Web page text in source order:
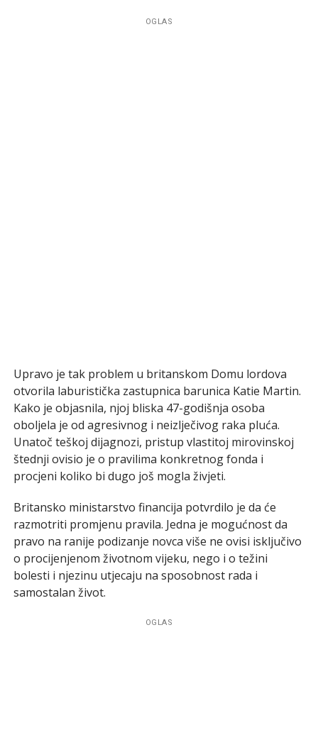
OGLAS
Upravo je tak problem u britanskom Domu lordova
otvorila laburistička zastupnica barunica Katie Martin.
Kako je objasnila, njoj bliska 47-godišnja osoba
oboljela je od agresivnog i neizlječivog raka pluća.
Unatoč teškoj dijagnozi, pristup vlastitoj mirovinskoj
štednji ovisio je o pravilima konkretnog fonda i
procjeni koliko bi dugo još mogla živjeti.
Britansko ministarstvo financija potvrdilo je da će
razmotriti promjenu pravila. Jedna je mogućnost da
pravo na ranije podizanje novca više ne ovisi isključivo
o procijenjenom životnom vijeku, nego i o težini
bolesti i njezinu utjecaju na sposobnost rada i
samostalan život.
OGLAS